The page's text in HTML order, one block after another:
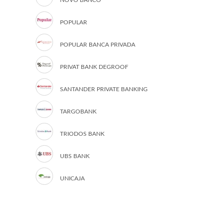
POPULAR
POPULAR BANCA PRIVADA
PRIVAT BANK DEGROOF
SANTANDER PRIVATE BANKING
TARGOBANK
TRIODOS BANK
UBS BANK
UNICAJA